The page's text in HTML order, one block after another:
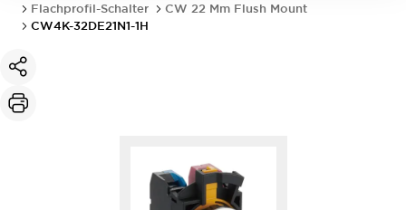
Flachprofil-Schalter
CW 22 Mm Flush Mount
CW4K-32DE21N1-1H